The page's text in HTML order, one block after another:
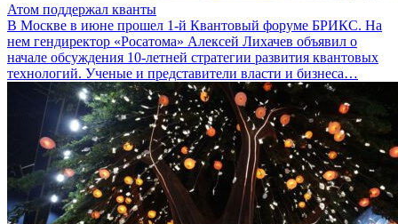
Атом поддержал кванты
В Москве в июне прошел 1-й Квантовый форуме БРИКС. На
нем гендиректор «Росатома» Алексей Лихачев объявил о
начале обсуждения 10-летней стратегии развития квантовых
технологий. Ученые и представители власти и бизнеса…